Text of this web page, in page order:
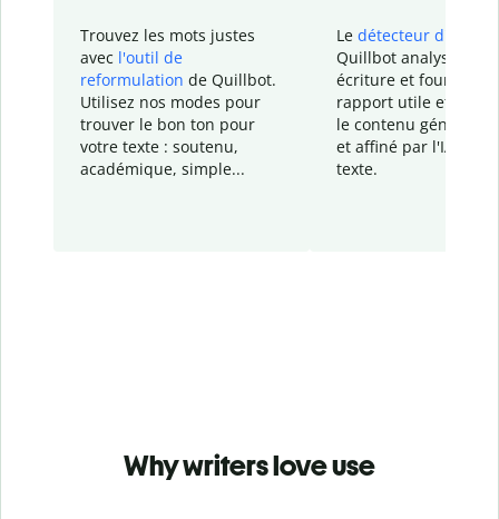
Trouvez les mots justes
avec l'outil de
reformulation de Quillbot.
Utilisez nos modes pour
trouver le bon ton pour
votre texte : soutenu,
académique, simple...
Le détecteur d'IA
Quillbot analyse votre
écriture et fournit un
rapport utile et
le contenu généré
et affiné par l'IA
texte.
Why writers love use